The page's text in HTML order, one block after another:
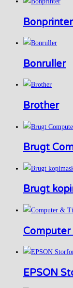
Bonprinter
Bonruller
Brother
Brugt
Brugt
Computer
EPSON